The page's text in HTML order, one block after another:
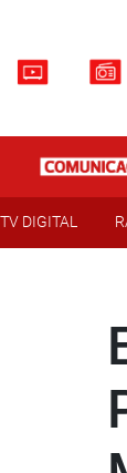
TV DIGITAL